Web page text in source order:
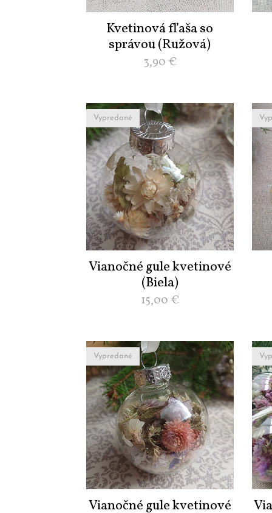
Kvetinová fľaša so
správou (Ružová)
3,90 €
Vianočné gule kvetinové
(Biela)
Vypredané
15,00 €
Vianočné gule kvetinové
Vypredané